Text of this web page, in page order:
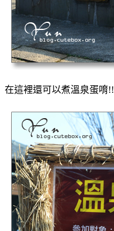
在這裡還可以煮溫泉蛋唷!!